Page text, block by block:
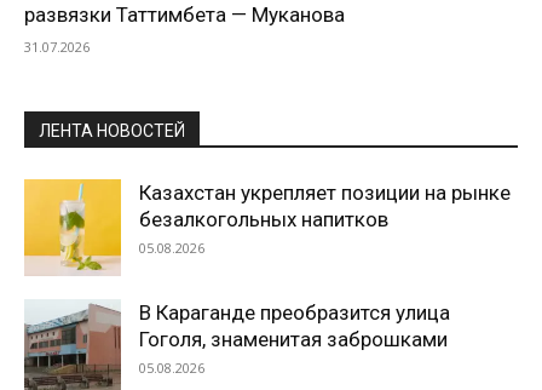
развязки Таттимбета — Муканова
31.07.2026
ЛЕНТА НОВОСТЕЙ
Казахстан укрепляет позиции на рынке
безалкогольных напитков
05.08.2026
В Караганде преобразится улица
Гоголя, знаменитая заброшками
05.08.2026